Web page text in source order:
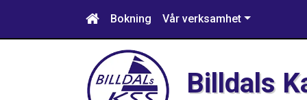
Bokning Vår verksamhet
Billdals